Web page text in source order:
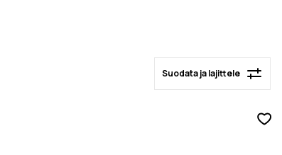
Suodata ja lajittele